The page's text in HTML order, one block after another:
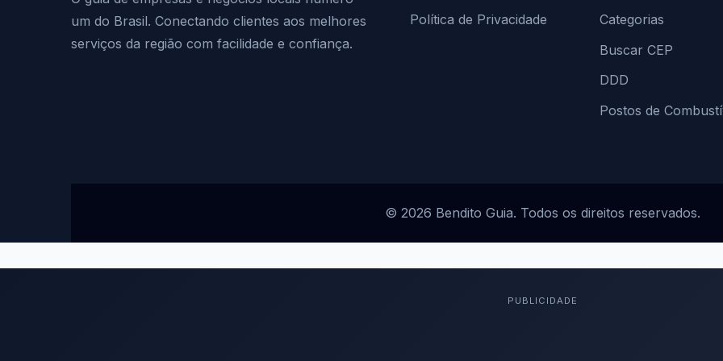
um do Brasil. Conectando clientes aos melhores
serviços da região com facilidade e confiança.
Política de Privacidade
Categorias
Buscar CEP
DDD
Postos de
© 2026 Bendito Guia. Todos os direitos reservados.